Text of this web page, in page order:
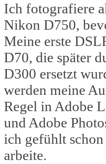
Ich fotografiere
Nikon D750,
Meine erste
D70, die später
D300 ersetzt
werden meine
Regel in Adobe
und Adobe
ich gefühlt
arbeite.